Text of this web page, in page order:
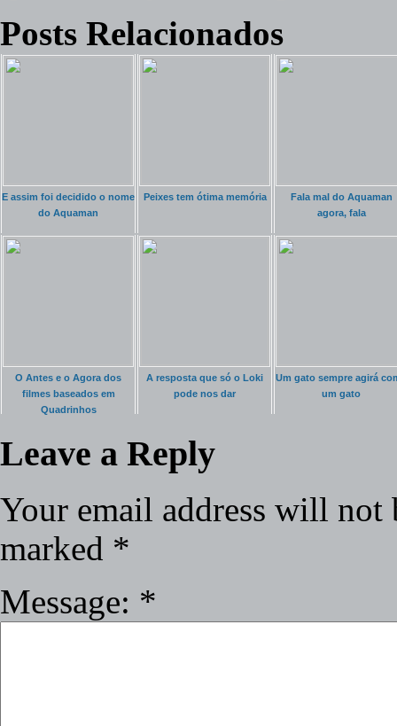
Posts Relacionados
E assim foi decidido o nome
do Aquaman
Peixes tem ótima memória
Fala mal do Aquaman
agora, fala
O Antes e o Agora dos
filmes baseados em
Quadrinhos
A resposta que só o Loki
pode nos dar
Um gato sempre agirá
um gato
Leave a Reply
Your email address will not
marked *
Message: *